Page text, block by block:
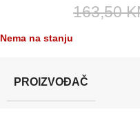
163,50
Nema na stanju
PROIZVOĐAČ